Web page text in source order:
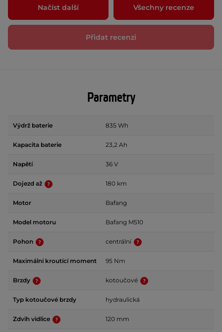
Načíst další Všechny recenze
Přidat recenzi
Parametry
Výdrž baterie 835 Wh
Kapacita baterie 23,2 Ah
Napětí 36 V
Dojezd až 180 km
Motor Bafang
Model motoru Bafang M510
Pohon centrální
Maximální kroutící moment 95 Nm
Brzdy kotoučové
Typ kotoučové brzdy hydraulická
Zdvih vidlice 120 mm